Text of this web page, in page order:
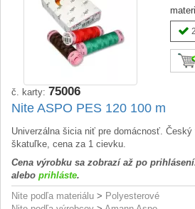
č. karty: 75006
Nite ASPO PES 120 100 m
Univerzálna šicia niť pre domácnosť.
škatuľke, cena za 1 cievku.
Cena výrobku sa zobrazí až po
alebo prihláste.
Nite podľa materiálu > Polyesterové